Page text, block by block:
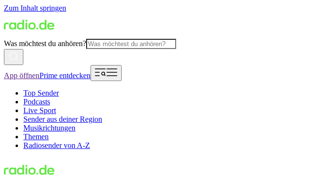
Zum Inhalt springen
Was möchtest du anhören?
App öffnenPrime entdecken
Top Sender
Podcasts
Live Sport
Sender aus deiner Region
Musikrichtungen
Themen
Radiosender von A-Z